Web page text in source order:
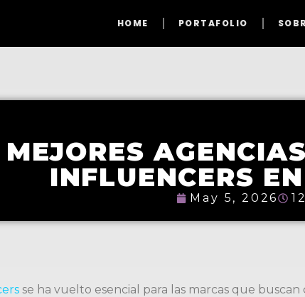
HOME PORTAFOLIO
INFLUENCERS
May 5, 2026
se ha vuelto esencial para las marcas que